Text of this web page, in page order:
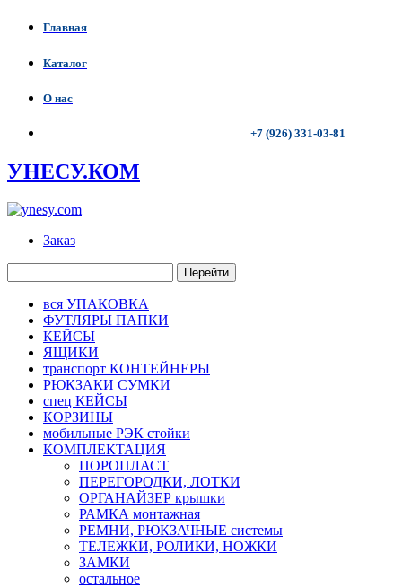
Главная
Каталог
О нас
+7 (926) 331-03-81
УНЕСУ.КОМ
Заказ
Перейти
вся УПАКОВКА
ФУТЛЯРЫ ПАПКИ
КЕЙСЫ
ЯЩИКИ
транспорт КОНТЕЙНЕРЫ
РЮКЗАКИ СУМКИ
спец КЕЙСЫ
КОРЗИНЫ
мобильные РЭК стойки
КОМПЛЕКТАЦИЯ
ПОРОПЛАСТ
ПЕРЕГОРОДКИ, ЛОТКИ
ОРГАНАЙЗЕР крышки
РАМКА монтажная
РЕМНИ, РЮКЗАЧНЫЕ системы
ТЕЛЕЖКИ, РОЛИКИ, НОЖКИ
ЗАМКИ
остальное